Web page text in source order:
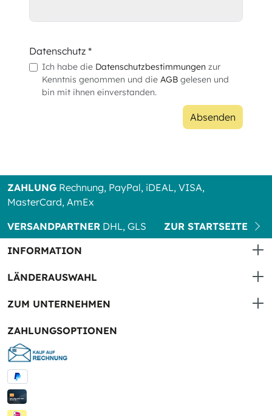
Datenschutz *
Ich habe die Datenschutzbestimmungen zur
Kenntnis genommen und die AGB gelesen und
bin mit ihnen einverstanden.
Absenden
ZAHLUNG Rechnung, PayPal, iDEAL, VISA,
MasterCard, AmEx
VERSANDPARTNER DHL, GLS
ZUR STARTSEITE
INFORMATION
LÄNDERAUSWAHL
ZUM UNTERNEHMEN
ZAHLUNGSOPTIONEN